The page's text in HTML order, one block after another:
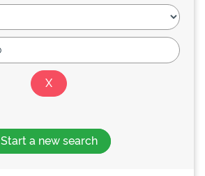
Start a new search